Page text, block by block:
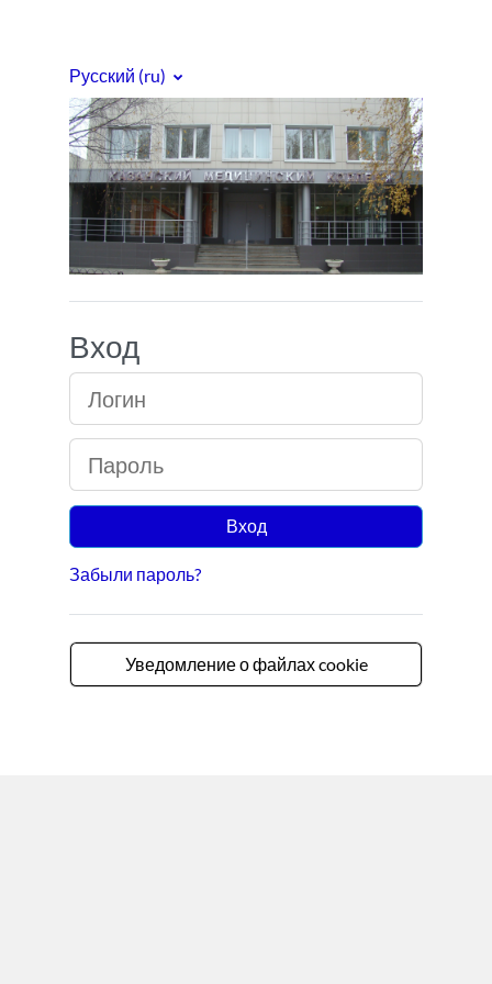
Русский ‎(ru)‎
Медицинский
Вход
Логин
Вход
Забыли пароль?
Уведомление о файлах cookie